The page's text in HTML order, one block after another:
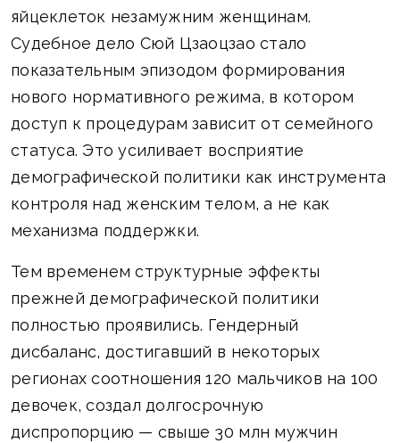
яйцеклеток незамужним женщинам.
Судебное дело Сюй Цзаоцзао стало
показательным эпизодом формирования
нового нормативного режима, в котором
доступ к процедурам зависит от семейного
статуса. Это усиливает восприятие
демографической политики как инструмента
контроля над женским телом, а не как
механизма поддержки.
Тем временем структурные эффекты
прежней демографической политики
полностью проявились. Гендерный
дисбаланс, достигавший в некоторых
регионах соотношения 120 мальчиков на 100
девочек, создал долгосрочную
диспропорцию — свыше 30 млн мужчин